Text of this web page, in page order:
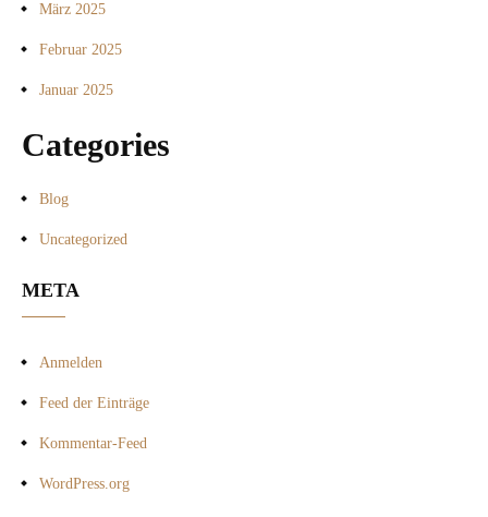
März 2025
Februar 2025
Januar 2025
Categories
Blog
Uncategorized
META
Anmelden
Feed der Einträge
Kommentar-Feed
WordPress.org